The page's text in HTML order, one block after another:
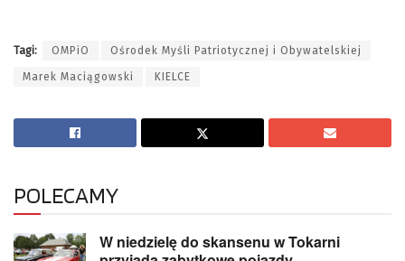
Tagi: OMPiO Ośrodek Myśli Patriotycznej i Obywatelskiej
Marek Maciągowski KIELCE
POLECAMY
W niedzielę do skansenu w Tokarni